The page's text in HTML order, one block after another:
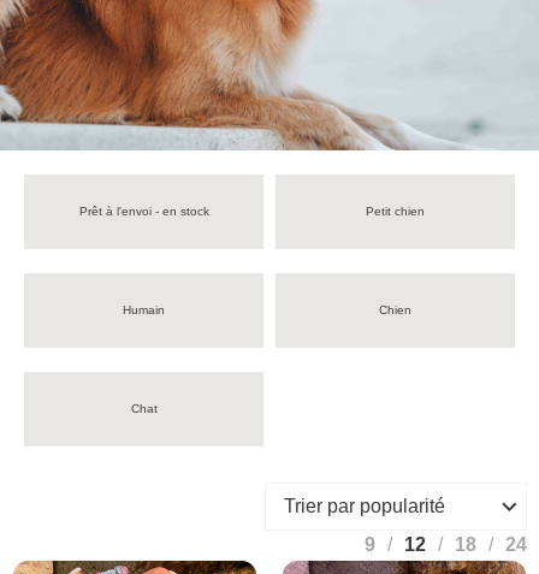
Prêt à l'envoi - en stock Petit chien
Humain Chien
Chat
9 12 18 24